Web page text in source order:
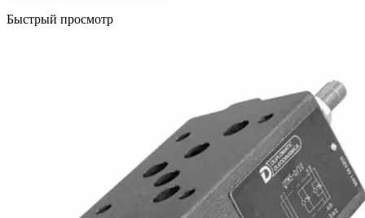
Быстрый просмотр